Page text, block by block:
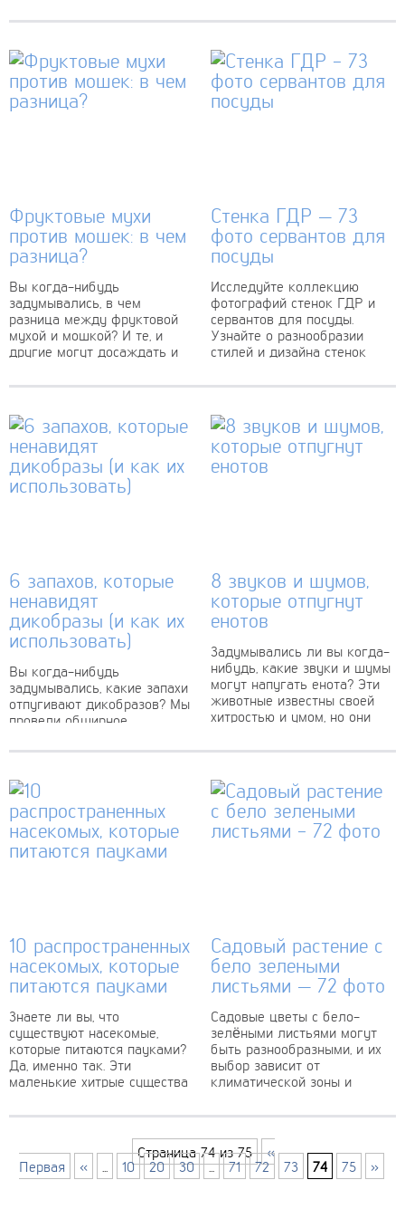
прожорливые пожиратели
Фруктовые мухи
против мошек: в чем
разница?
Вы когда-нибудь
задумывались, в чем
разница между фруктовой
мухой и мошкой? И те, и
другие могут досаждать и
но на самом...
Стенка ГДР — 73
фото сервантов для
посуды
Исследуйте коллекцию
фотографий стенок ГДР и
сервантов для посуды.
Узнайте о разнообразии
стилей и дизайна стенок
организовать хранение
6 запахов, которые
ненавидят
дикобразы (и как их
использовать)
Вы когда-нибудь
задумывались, какие запахи
отпугивают дикобразов? Мы
провели обширное
запахов, которые они не
рассказали, как можно...
8 звуков и шумов,
которые отпугнут
енотов
Задумывались ли вы когда-
нибудь, какие звуки и шумы
могут напугать енота? Эти
животные известны своей
хитростью и умом, но они
озорными...
10 распространенных
насекомых, которые
питаются пауками
Знаете ли вы, что
существуют насекомые,
которые питаются пауками?
Да, именно так. Эти
маленькие хитрые существа
чем мы думаем, и могут
Садовый растение с
бело зелеными
листьями — 72 фото
Садовые цветы с бело-
зелёными листьями могут
быть разнообразными, и их
выбор зависит от
климатической зоны и
одним из наиболее
Страница 74 из 75
«
Первая « 10 20 30 ... 71 72 73 74 75 »